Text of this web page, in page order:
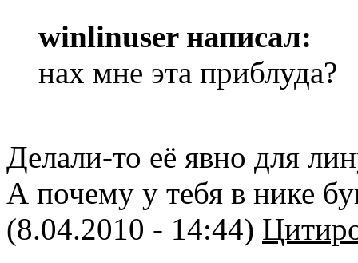
winlinuser написал:
нах мне эта приблуда?
Делали-то её явно для
А почему у тебя в нике
(8.04.2010 - 14:44)